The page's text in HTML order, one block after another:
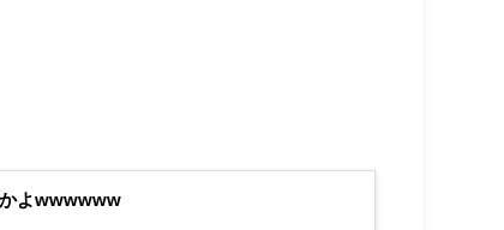
かよwwwwww